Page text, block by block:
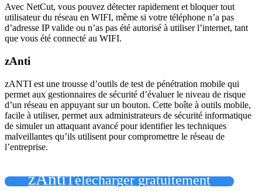
Avec NetCut, vous pouvez détecter rapidement et bloquer tout
utilisateur du réseau en WIFI, même si votre téléphone n’a pas
d’adresse IP valide ou n’as pas été autorisé à utiliser l’internet, tant
que vous été connecté au WIFI.
zAnti
zANTI est une trousse d’outils de test de pénétration mobile qui
permet aux gestionnaires de sécurité d’évaluer le niveau de risque
d’un réseau en appuyant sur un bouton. Cette boîte à outils mobile,
facile à utiliser, permet aux administrateurs de sécurité informatique
de simuler un attaquant avancé pour identifier les techniques
malveillantes qu’ils utilisent pour compromettre le réseau de
l’entreprise.
zAntiTélécharger gratuitement